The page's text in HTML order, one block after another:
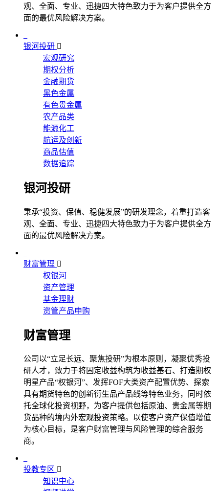
观、全面、专业、迅捷四大特色致力于为客户提供全方
面的最优风险解决方案。
银河投研
宏观研究
期权分析
金融期货
黑色金属
有色贵金属
农产品类
能源化工
航运及创新
商品估值
数据追踪
银河投研
秉承“投资、保值、稳健发展”的研发理念，着重打造客
观、全面、专业、迅捷四大特色致力于为客户提供全方
面的最优风险解决方案。
财富管理
权银河
资产管理
基金理财
资管产品申购
财富管理
公司以“立足长远、聚焦投研”为根本原则，凝聚优秀投
研人才，致力于将固定收益构筑为收益基石、打造期权
明星产品“权银河”、发挥FOF大类资产配置优势、探索
具有期货特色的创新衍生品产品线等特色业务，同时依
托全球化投资视野，为客户提供包括原油、贵金属等期
货品种的境内外宏观投资策略。以使客户资产保值增值
为核心目标，是客户财富管理与风险管理的综合服务
商。
投教专区
知识中心